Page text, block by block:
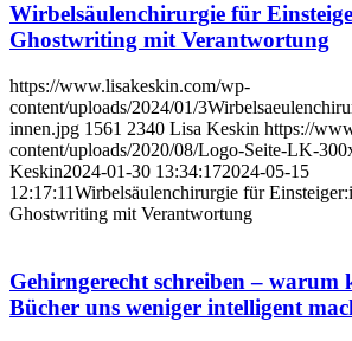
Wirbelsäulenchirurgie für
Ghostwriting mit Verantwortung
https://www.lisakeskin.com/wp-
content/uploads/2024/01/
innen.jpg 1561 2340 Lisa Keskin https://
content/uploads/2020/08/Logo-Seite-LK-
Keskin2024-01-30 13:34:172024-05-15
12:17:11Wirbelsäulenchirurgie für
Ghostwriting mit Verantwortung
Gehirngerecht schreiben – warum
Bücher uns weniger intelligent